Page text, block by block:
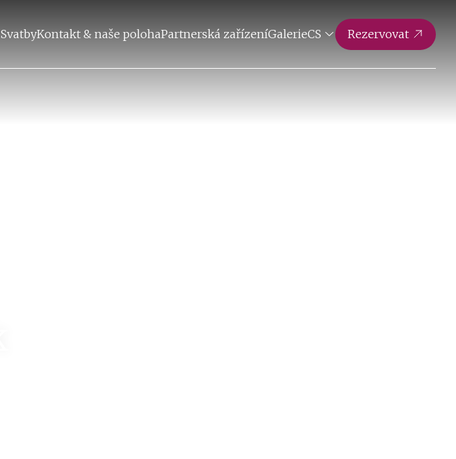
SvatbyKontakt & naše polohaPartnerská zařízeníGalerieCS Rezervovat